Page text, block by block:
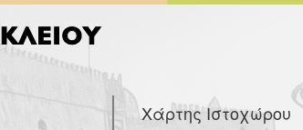
Χάρτης Ιστοχώρου